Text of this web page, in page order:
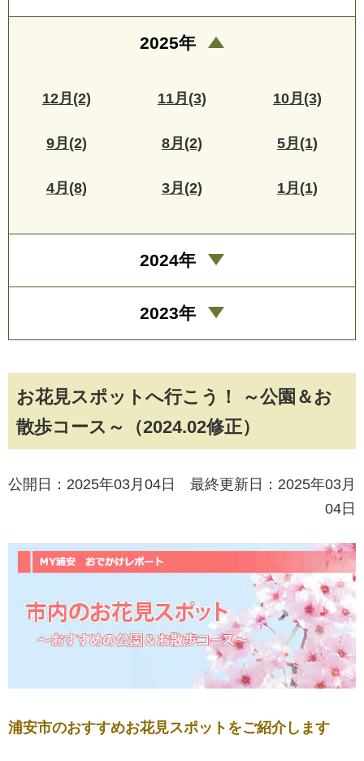
お花見スポットへ行こう！ ～公園＆お
散歩コース～（2024.02修正）
公開日：2025年03月04日 最終更新日：2025年03月
04日
浦安市のおすすめお花見スポットをご紹介します
2025年
12月(2) 11月(3) 10月(3)
9月(2) 8月(2) 5月(1)
4月(8) 3月(2) 1月(1)
2024年
2023年